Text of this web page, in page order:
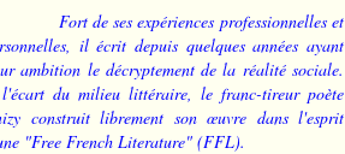
Fort de ses expériences professionnelles et
il écrit depuis quelques années ayant
ambition le décryptement de la réalité sociale.
du milieu littéraire, le franc-tireur poète
construit librement son œuvre dans l'esprit
"Free French Literature" (FFL).